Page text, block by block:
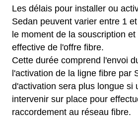
Les délais pour installer ou
Sedan peuvent varier entre 1
le moment de la souscription et
effective de l'offre fibre.
Cette durée comprend l'envoi
l'activation de la ligne fibre par
d'activation sera plus longue si
intervenir sur place pour
raccordement au réseau fibre.